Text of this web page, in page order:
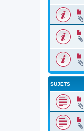
SUJETS